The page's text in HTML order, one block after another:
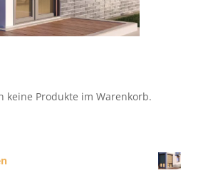
keine Produkte im Warenkorb.